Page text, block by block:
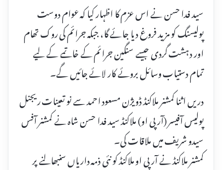
سید فدا حسن نے اس عزم کا اظہار کیا کہ عوام دوست
پولیسنگ کو مزید فروغ دیا جائے گا، جبکہ جرائم کی روک تھام
اور دہشت گردی جیسے سنگین جرائم کے خاتمے کے لیے
تمام دستیاب وسائل بروئے کار لائے جائیں گے۔
دریں اثنا کمشنر ملاکنڈ ڈویژن مسعود احمد سے نو تعینات ریجنل
پولیس آفیسر (آر پی او) ملاکنڈ سید فدا حسن شاہ نے کمشنر آفس
سیدو شریف میں ملاقات کی۔
کمشنر ملاکنڈ نے آر پی او ملاکنڈ کو نئی ذمہ داریاں سنبھالنے پر